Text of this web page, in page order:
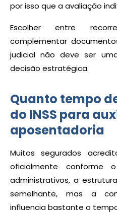
por isso que a avaliação
Escolher entre
complementar
judicial não deve ser
decisão estratégica.
Quanto tempo
do INSS para
aposentadoria
Muitos segurados
oficialmente conforme
administrativos, a
semelhante, mas a
influencia bastante o